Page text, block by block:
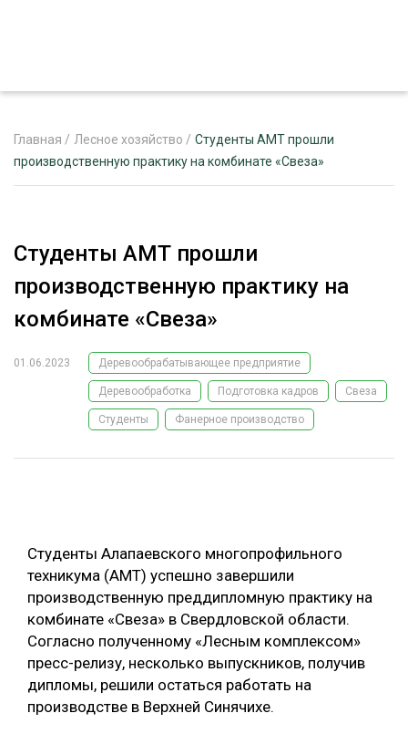
РЕКЛАМОДАТЕЛЯМ
ЛЕСНОЕ ХОЗЯЙСТВО
ЛЕСОЗАГОТОВКА
ОБРАБОТКА ДРЕВЕСИНЫ
ЛОГИСТИКА
ПРОИЗВОДСТВО ДРЕВЕСНЫХ ПЛИТ
КОМПЛЕКСНАЯ ПЕРЕРАБОТКА
ЛЕСОПИЛЕНИЕ
ПОДБОРКИ СТАТЕЙ
ЭКСПЕРТНОЕ МНЕНИЕ
Главная / Лесное хозяйство / Студенты АМТ прошли
производственную практику на комбинате «Свеза»
Студенты АМТ прошли
производственную практику на
комбинате «Свеза»
01.06.2023 Деревообрабатывающее предприятие
Деревообработка Подготовка кадров Свеза
Студенты Фанерное производство
Студенты Алапаевского многопрофильного
техникума (АМТ) успешно завершили
производственную преддипломную практику на
комбинате «Свеза» в Свердловской области.
Согласно полученному «Лесным комплексом»
пресс-релизу, несколько выпускников, получив
дипломы, решили остаться работать на
производстве в Верхней Синячихе.